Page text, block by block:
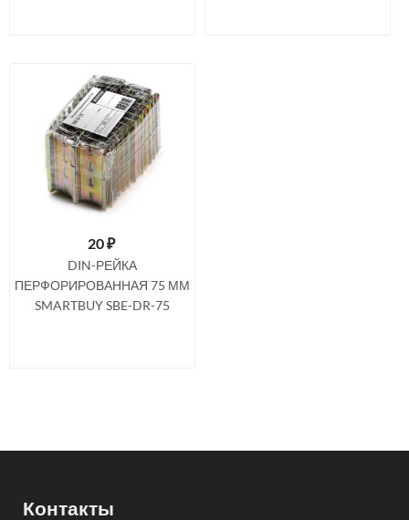
20₽
DIN-РЕЙКА
ПЕРФОРИРОВАННАЯ 75 ММ
SMARTBUY SBE-DR-75
Контакты